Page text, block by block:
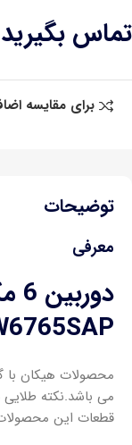
تماس بگیرید
برای مقایسه
توضیحات
معرفی
می باشد.نکته
قطعات این